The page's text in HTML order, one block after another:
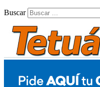
Buscar